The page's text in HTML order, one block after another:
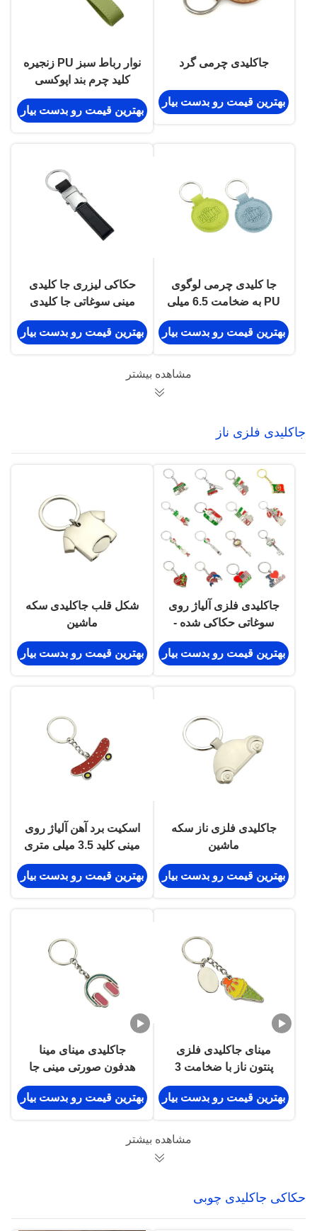
جاکلیدی چرمی گرد
بهترین قیمت رو بدست بیار
نوار رباط سبز PU زنجیره
کلید چرم بند اپوکسی
گنبدی
بهترین قیمت رو بدست بیار
جا کلیدی چرمی لوگوی
PU به ضخامت 6.5 میلی
متر
بهترین قیمت رو بدست بیار
حکاکی لیزری جا کلیدی
مینی سوغاتی جا کلیدی
چرمی شخصی شده به
ضخامت 9 میلی متر
بهترین قیمت رو بدست بیار
مشاهده بیشتر
جاکلیدی فلزی ناز
جاکلیدی فلزی آلیاژ روی
سوغاتی حکاکی شده -
هدیه ای جاودانه و زیبا
بهترین قیمت رو بدست بیار
شکل قلب جاکلیدی سکه
ماشین
بهترین قیمت رو بدست بیار
جاکلیدی فلزی ناز سکه
ماشین
بهترین قیمت رو بدست بیار
اسکیت برد آهن آلیاژ روی
مینی کلید 3.5 میلی متری
پانتون هدیه سوغاتی زیبا
بهترین قیمت رو بدست بیار
مینای جاکلیدی فلزی
پنتون ناز با ضخامت 3
میلی متر بستنی ماشین
آلیاژ روی جاکلیدی
بهترین قیمت رو بدست بیار
جاکلیدی مینای مینا
هدفون صورتی مینی جا
کلیدی تبلیغاتی
بهترین قیمت رو بدست بیار
مشاهده بیشتر
حکاکی جاکلیدی چوبی